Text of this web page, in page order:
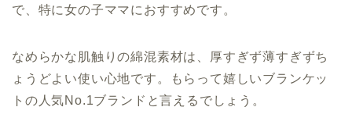
で、特に女の子ママにおすすめです。
なめらかな肌触りの綿混素材は、厚すぎず薄すぎずち
ょうどよい使い心地です。もらって嬉しいブランケッ
トの人気No.1ブランドと言えるでしょう。